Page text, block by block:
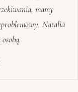
Gorąco